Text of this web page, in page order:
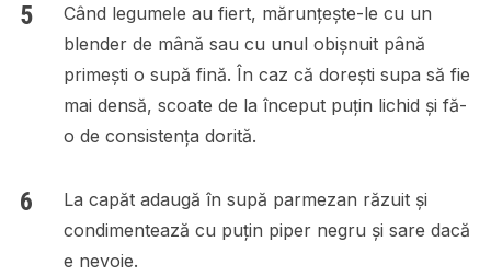
Când legumele au fiert, mărunțește-le cu un
blender de mână sau cu unul obișnuit până
primești o supă fină. În caz că dorești supa să fie
mai densă, scoate de la început puțin lichid și fă-
o de consistența dorită.
La capăt adaugă în supă parmezan răzuit și
condimentează cu puțin piper negru și sare dacă
e nevoie.